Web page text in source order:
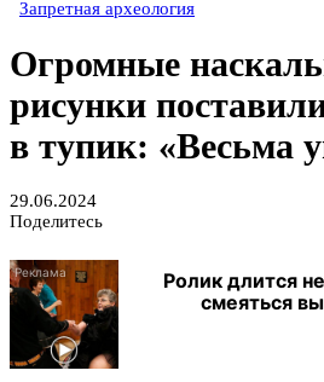
Запретная археология
Огромные
рисунки
в тупик: «Весьма
29.06.2024
Поделитесь
Ролик длится
смеяться